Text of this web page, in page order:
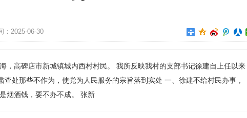
：2025-06-30
，高碑店市新城镇城内西村村民。 我所反映我村的支部书记徐建自上任以来
查处那些不作为，使党为人民服务的宗旨落到实处 一、徐建不给村民办事，
烟酒钱，要不办不成。 张新